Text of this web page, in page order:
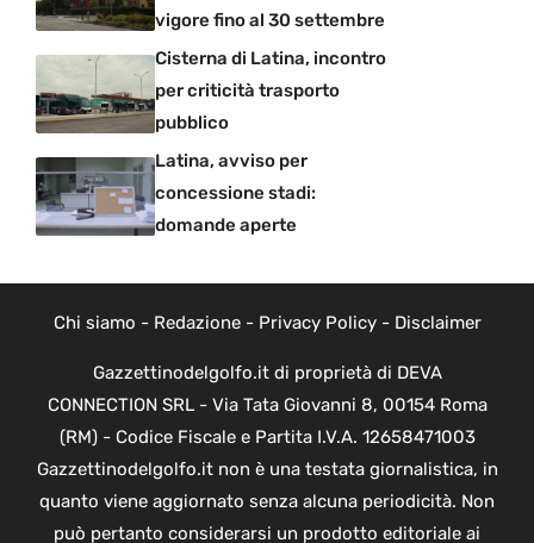
vigore fino al 30 settembre
Cisterna di Latina, incontro
per criticità trasporto
pubblico
Latina, avviso per
concessione stadi:
domande aperte
Chi siamo - Redazione- Privacy Policy- Disclaimer
Gazzettinodelgolfo.it di proprietà di DEVA
CONNECTION SRL - Via Tata Giovanni 8, 00154 Roma
(RM) - Codice Fiscale e Partita I.V.A. 12658471003
Gazzettinodelgolfo.it non è una testata giornalistica, in
quanto viene aggiornato senza alcuna periodicità. Non
può pertanto considerarsi un prodotto editoriale ai